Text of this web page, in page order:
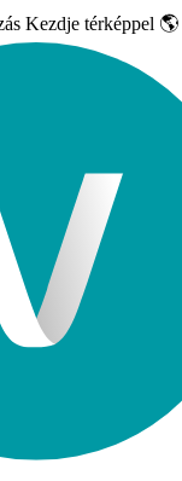
Kezdje térképpel 🌎